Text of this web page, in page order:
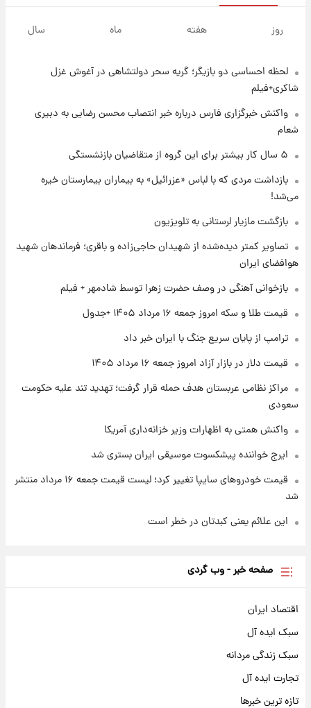
درباره وضعیت او چه گفت؟
۱ روز پیش
گران‌ترین خرید تاریخ رئال مادرید رونمایی شد
پیش‌بینی بارش‌های گسترده با ورود ال‌نینو؛ کدام
روزها پربارش‌تر خواهند بود؟
شماره پیراهن خریدهای جدید پرسپولیس اعلام
شد؛ تیکدری، محبی و سرگیف با اعداد ویژه
۱ روز پیش
جزئیات فعال‌سازی «کیف پول ایران» اعلام
شد+فیلم
روز هفته ماه سال
لحظه احساسی دو بازیگر؛ گریه سحر دولتشاهی در آغوش غزل
شاکری+فیلم
واکنش خبرگزاری فارس درباره خبر انتصاب محسن رضایی به دبیری
شعام
۵ سال کار بیشتر برای این گروه از متقاضیان بازنشستگی
بازداشت مردی که با لباس «عزرائیل» به بیماران بیمارستان خیره
می‌شد!
بازگشت مازیار لرستانی به تلویزیون
تصاویر کمتر دیده‌شده از شهیدان حاجی‌زاده و باقری؛ فرماندهان شهید
هوافضای ایران
بازخوانی آهنگی در وصف حضرت زهرا توسط شادمهر + فیلم
قیمت طلا و سکه امروز جمعه ۱۶ مرداد ۱۴۰۵ +جدول
ترامپ از پایان سریع جنگ با ایران خبر داد
قیمت دلار در بازار آزاد امروز جمعه ۱۶ مرداد ۱۴۰۵
مراکز نظامی عربستان هدف حمله قرار گرفت؛ تهدید تند علیه حکومت
سعودی
واکنش همتی به اظهارات وزیر خزانه‌داری آمریکا
ایرج خواننده پیشکسوت موسیقی ایران بستری شد
قیمت خودروهای سایپا تغییر کرد؛ لیست قیمت جمعه ۱۶ مرداد منتشر
شد
این علائم یعنی کبدتان در خطر است
صفحه خبر - وب گردی
اقتصاد ایران
سبک ایده آل
سبک زندگی مردانه
تجارت ایده آل
تازه ترین خبرها